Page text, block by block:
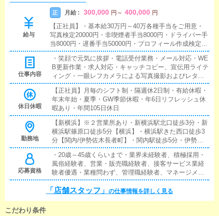
給与
正 月給 : 300,000 円 ～ 400,000 円
【正社員】・基本給30万円～40万各種手当をご用意・
写真検定20000円・非喫煙者手当8000円・ドライバー手
当8000円・遅番手当50000円・プロフィール作成検定15
000円・給与査定年2回あり・交通費支給・入社時の定
期代貸付あり・前借り応相談・給与/月末締め、翌25日
銀行振込
仕事内容
・笑顔で元気に挨拶・電話受付業務・メール対応・WE
B更新作業・求人対応・キャッチコピー、宣伝用ライテ
ィング・一眼レフカメラによる写真撮影およびレタッ
チ・画像バナー等の制作・コンパニオンケア・オフィ
ス清掃ご利用のお客様には、とにかく楽しんでいただ
く！在籍のキャストさんは、とにかく稼いでいただ
く！まずはそれが基本です！
休日休暇
【正社員】月毎のシフト制・隔週休2日制・有給休暇・
年末年始・夏季・GW季節休暇・年6日リフレッシュ休
暇あり・年間105日休日
勤務地
【新横浜】※２営業所あり・新横浜駅北口徒歩3分・新
横浜駅篠原口徒歩5分【横浜】・横浜駅きた西口徒歩3
分【関内/伊勢佐木長者町】・関内駅徒歩5分・伊勢佐
木長者町駅徒歩2分【阪東橋】・ブルーライン坂東橋駅
徒歩3分【茨城県土浦】・常磐線土浦駅徒歩3分【栃木
県小山】・宇都宮線小山駅徒歩10分
応募資格
・20歳～45歳くらいまで・業界未経験者、積極採用・
風俗経験者、営業・販売職経験者、接客サービス業経
験者優遇・業種問わず、管理職経験者、マネージメン
ト経験者優遇・異業種からの転職大歓迎・学歴不問/職
歴不問・書類選考あり→履歴書、職務経歴書の提出が
「店舗スタッフ」 の仕事情報を詳しく見る
こだわり条件